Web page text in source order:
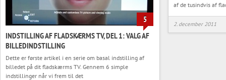
5
INDSTILLING AF FLADSKÆRMS TV, DEL 1: VALG AF
BILLEDINDSTILLING
Dette er første artikel i en serie om basal indstilling af
billedet på dit fladskærms TV. Gennem 6 simple
indstillinger når vi frem til det
af de tusindvis af
2. december 2011